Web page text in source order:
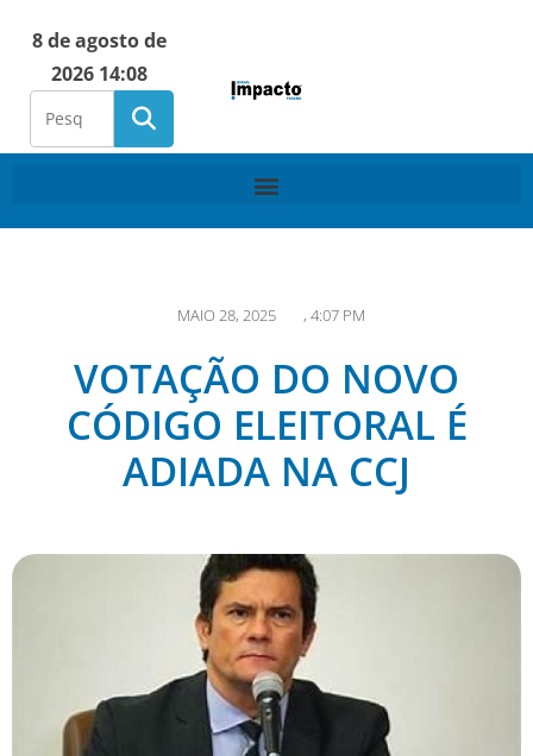
8 de agosto de
2026 14:08
MAIO 28, 2025 , 4:07 PM
VOTAÇÃO DO NOVO
CÓDIGO ELEITORAL É
ADIADA NA CCJ